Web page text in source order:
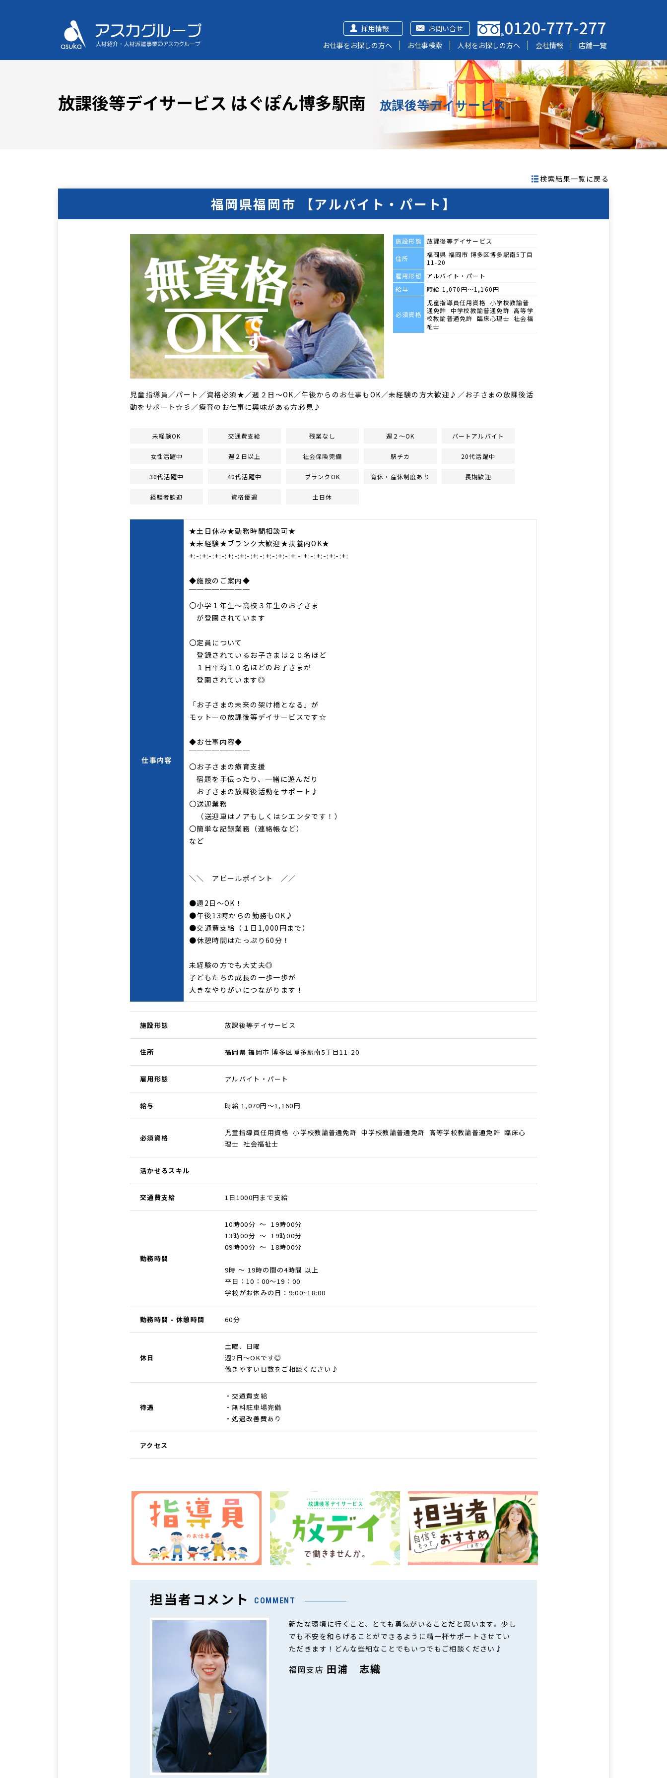
お問い合せ
採用情報
お仕事をお探しの方へ
お仕事検索 人材をお探しの方へ 会社情報 店舗一覧
放課後等デイサービス はぐぽん博多駅南 放課後等デイサービス
検索結果一覧に戻る
福岡県福岡市 【アルバイト・パート】
施設形態 放課後等デイサービス
住所
福岡県 福岡市 博多区博多駅南5丁目
11-20
雇用形態
アルバイト・パート
給与
時給 1,070円～1,160円
必須資格
児童指導員任用資格 小学校教諭普
通免許 中学校教諭普通免許 高等学
校教諭普通免許 臨床心理士 社会福
祉士
児童指導員／パート／資格必須★／週２日～OK／午後からのお仕事もOK／未経験の方大歓迎♪／お子さまの放課後活
動をサポート☆彡／療育のお仕事に興味がある方必見♪
未経験OK 交通費支給 残業なし 週２～OK パートアルバイト
女性活躍中 週２日以上 社会保険完備 駅チカ 20代活躍中
30代活躍中 40代活躍中 ブランクOK 育休・産休制度あり 長期歓迎
経験者歓迎 資格優遇 土日休
仕事内容
★土日休み★勤務時間相談可★
★未経験★ブランク大歓迎★扶養内OK★
+:-:+:-:+:-:+:-:+:-:+:-:+:-:+:-:+:-:+:-:+:-:+:-:+:
◆施設のご案内◆
￣￣￣￣￣￣￣￣
〇小学１年生～高校３年生のお子さま
が登園されています
〇定員について
登録されているお子さまは２０名ほど
１日平均１０名ほどのお子さまが
登園されています◎
「お子さまの未来の架け橋となる」が
モットーの放課後等デイサービスです☆
◆お仕事内容◆
￣￣￣￣￣￣￣￣
〇お子さまの療育支援
宿題を手伝ったり、一緒に遊んだり
お子さまの放課後活動をサポート♪
〇送迎業務
（送迎車はノアもしくはシエンタです！）
〇簡単な記録業務（連絡帳など）
など
＼＼ アピールポイント ／／
●週2日～OK！
●午後13時からの勤務もOK♪
●交通費支給（１日1,000円まで）
●休憩時間はたっぷり60分！
未経験の方でも大丈夫◎
子どもたちの成長の一歩一歩が
大きなやりがいにつながります！
施設形態 放課後等デイサービス
住所 福岡県 福岡市 博多区博多駅南5丁目11-20
雇用形態 アルバイト・パート
給与 時給 1,070円～1,160円
必須資格
児童指導員任用資格 小学校教諭普通免許 中学校教諭普通免許 高等学校教諭普通免許 臨床心
理士 社会福祉士
活かせるスキル
交通費支給 1日1000円まで支給
勤務時間
10時00分 ～ 19時00分
13時00分 ～ 19時00分
09時00分 ～ 18時00分
9時 ～ 19時の間の4時間 以上
平日：10：00～19：00
学校がお休みの日：9:00~18:00
勤務時間 - 休憩時間 60分
休日
土曜、日曜
週2日～OKです◎
働きやすい日数をご相談ください♪
待遇
・交通費支給
・無料駐車場完備
・処遇改善費あり
アクセス
担当者コメント COMMENT
新たな環境に行くこと、とても勇気がいることだと思います。少し
でも不安を和らげることができるように精一杯サポートさせてい
ただきます！どんな些細なことでもいつでもご相談ください♪
福岡支店 田浦 志織